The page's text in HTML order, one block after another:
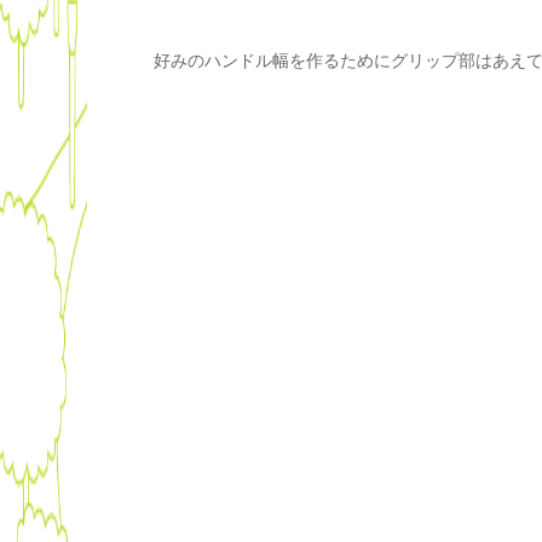
好みのハンドル幅を作るためにグリップ部はあえて